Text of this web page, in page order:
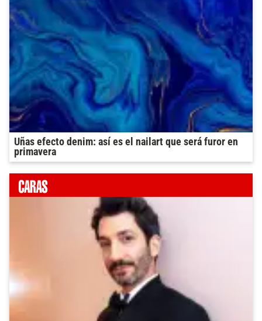
Uñas efecto denim: así es el nailart que será furor en
primavera